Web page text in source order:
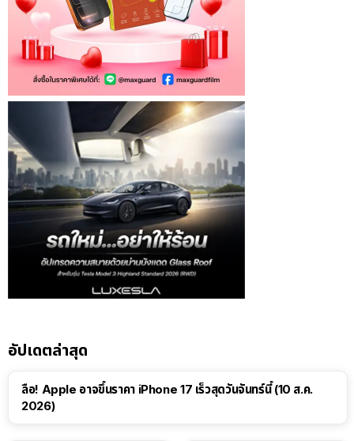
อัปเดตล่าสุด
ลือ! Apple อาจขึ้นราคา iPhone 17 เร็วสุดวันจันทร์นี้ (10 ส.ค.
2026)